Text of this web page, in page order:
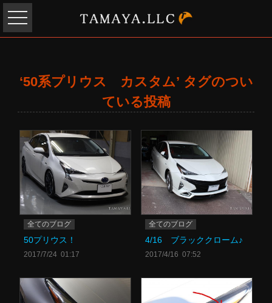
‘50系プリウス カスタム’ タグのつい
ている投稿
全てのブログ
50プリウス！
2017/7/24 01:17
全てのブログ
4/16 ブラッククローム♪
2017/4/16 07:52